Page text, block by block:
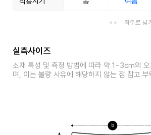
좌우로 넘
실측사이즈
소재 특성 및 측정 방법에 따라 약 1~3cm의
며, 이는 불량 사유에 해당하지 않는 점 참고 부